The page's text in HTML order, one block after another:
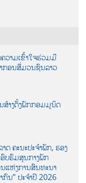
ວາມເຂົ້າໃຈຮ່ວມມື
ກອນສື່ມວນຊົນລາວ
ສ້າງຕັ້ງພັກກອມມູນິດ
ດ ຄະນະປະຈໍາພັກ, ຮອງ
ບຮົມສູນກາງພັກ
ແຫ່ງການສົນທະນາ
ກົນ” ປະຈຳປີ 2026